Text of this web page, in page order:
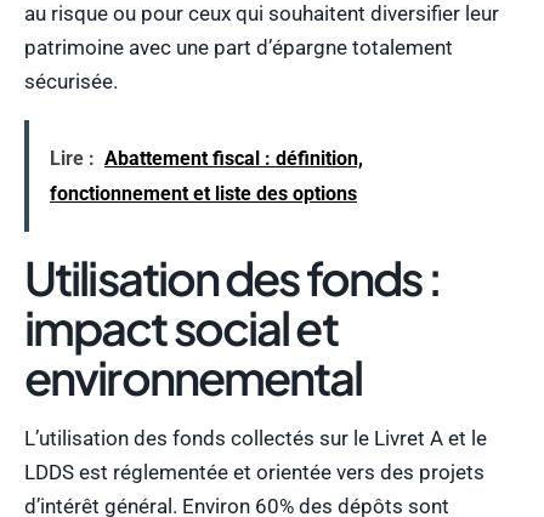
au risque ou pour ceux qui souhaitent diversifier leur
patrimoine avec une part d’épargne totalement
sécurisée.
Lire : Abattement fiscal : définition,
fonctionnement et liste des options
Utilisation des fonds :
impact social et
environnemental
L’utilisation des fonds collectés sur le Livret A et le
LDDS est réglementée et orientée vers des projets
d’intérêt général. Environ 60% des dépôts sont